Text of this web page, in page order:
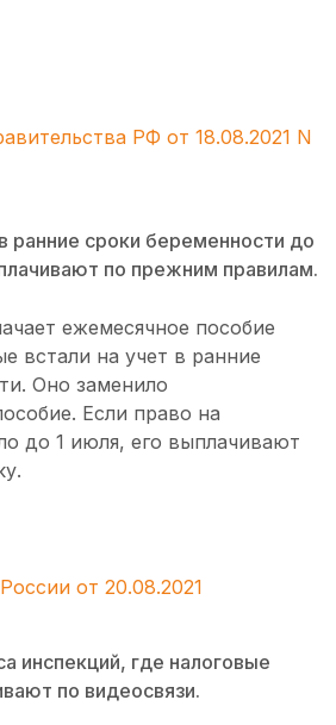
РФ от 18.08.2021 N
ранние сроки беременности до
по прежним правилам.
ежемесячное пособие
встали на учет в ранние
Оно заменило
Если право на
до 1 июля, его выплачивают
от 20.08.2021
инспекций, где налоговые
по видеосвязи.